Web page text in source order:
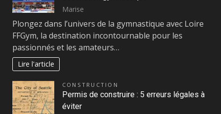
Marise
Plongez dans l’univers de la gymnastique avec Loire
FFGym, la destination incontournable pour les
passionnés et les amateurs…
Lire l'article
CONSTRUCTION
Permis de construire : 5 erreurs légales à
éviter